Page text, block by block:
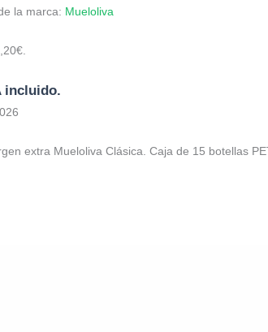
la marca: Mueloliva
€.
incluido.
extra Mueloliva Clásica. Caja de 15 botellas